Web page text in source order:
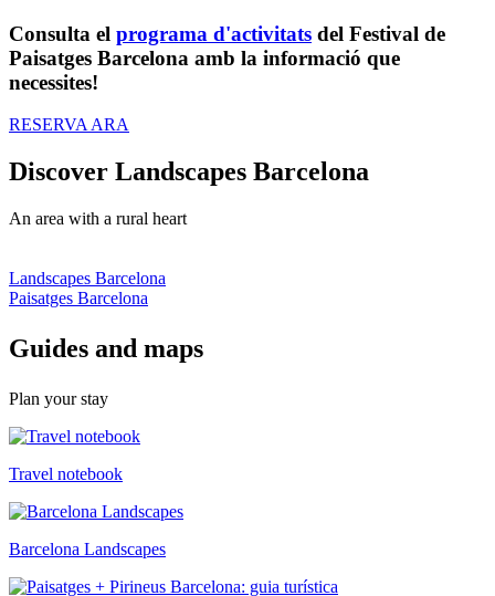
Consulta el programa d'activitats del Festival de
Paisatges Barcelona amb la informació que
necessites!
RESERVA ARA
Discover Landscapes Barcelona
An area with a rural heart
Landscapes Barcelona
Paisatges Barcelona
Guides and maps
Plan your stay
Travel notebook
Barcelona Landscapes